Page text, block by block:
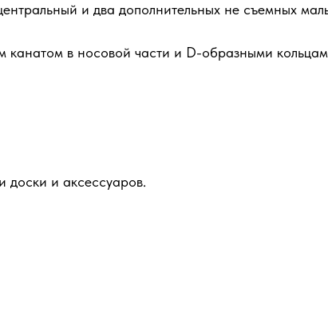
и два дополнительных не съемных
канатом в носовой части и D-образными
доски и аксессуаров.